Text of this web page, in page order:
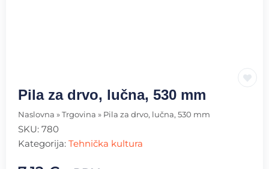
Pila za drvo, lučna, 530 mm
Naslovna » Trgovina » Pila za drvo, lučna, 530 mm
SKU: 780
Kategorija: Tehnička kultura